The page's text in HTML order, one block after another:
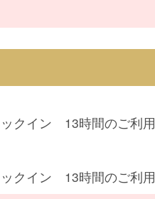
クイン 13時間のご利用
クイン 13時間のご利用